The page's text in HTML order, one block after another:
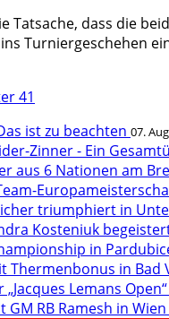
Tatsache, dass die
Turniergeschehen
41
ist zu beachten 07.
Zinner - Ein
aus 6 Nationen am
triumphiert in
Kosteniuk
in
Thermenbonus in Bad
Lemans Open“
RB Ramesh in Wien